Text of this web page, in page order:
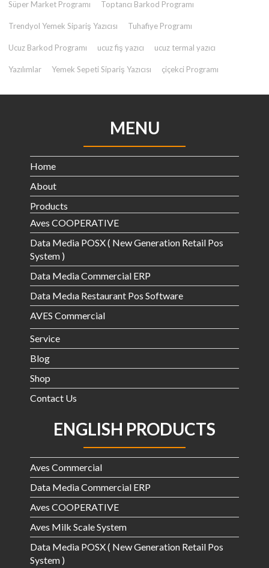
Süper Market Programı Toptancı Barkod Programı
Trendyol Yemek Sipariş Yazıcısı Tuhafiye Programı
Ucuz Barkod Programı ucuz fiş yazıcı ucuz termal yazıcı
Yazılımlar Yemek Sepeti Sipariş Yazıcısı çiçekci Programı
MENU
Home
About
Products
Aves COOPERATIVE
Data Media POSX ( New Generation Retail Pos
System )
Data Media Commercial ERP
Data Medıa Restaurant Pos Software
AVES Commercial
Service
Blog
Shop
Contact Us
ENGLISH PRODUCTS
Aves Commercial
Data Media Commercial ERP
Aves COOPERATIVE
Aves Milk Scale System
Data Media POSX ( New Generation Retail Pos
System )